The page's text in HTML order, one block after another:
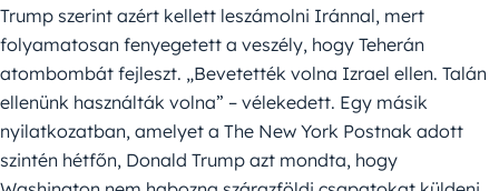
Trump szerint azért kellett leszámolni Iránnal, mert
folyamatosan fenyegetett a veszély, hogy Teherán
atombombát fejleszt. „Bevetették volna Izrael ellen. Talán
ellenünk használták volna” – vélekedett. Egy másik
nyilatkozatban, amelyet a The New York Postnak adott
szintén hétfőn, Donald Trump azt mondta, hogy